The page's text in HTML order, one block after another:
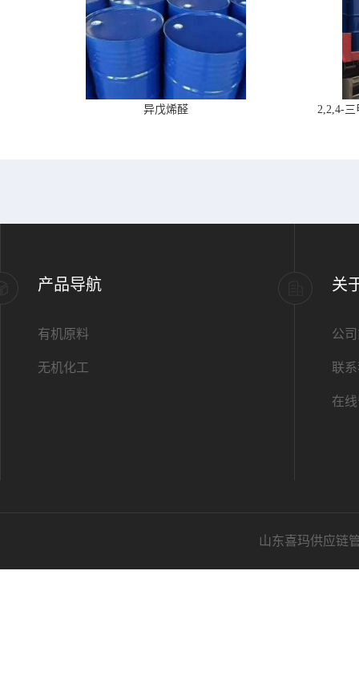
异戊烯醛 2,2,4-
产品导航
有机原料
无机化工
关
公
联
在
山东喜玛供应链